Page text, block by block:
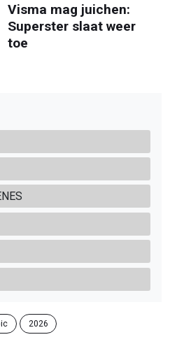
Visma mag juichen:
Superster slaat weer
toe
2026